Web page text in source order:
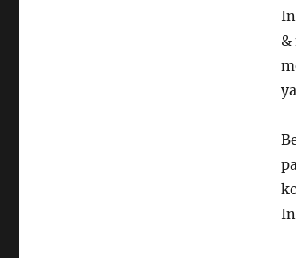
&